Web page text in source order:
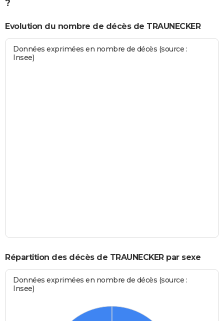
?
Evolution du nombre de décès de TRAUNECKER
Données exprimées en nombre de décès (source :
Insee)
Répartition des décès de TRAUNECKER par sexe
Données exprimées en nombre de décès (source :
Insee)